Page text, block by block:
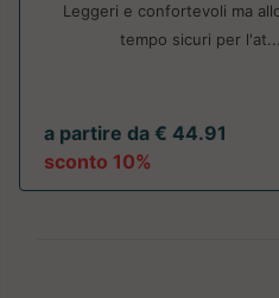
Leggeri e confortevoli ma
tempo sicuri per l'at...
a partire da € 44.91
sconto 10%